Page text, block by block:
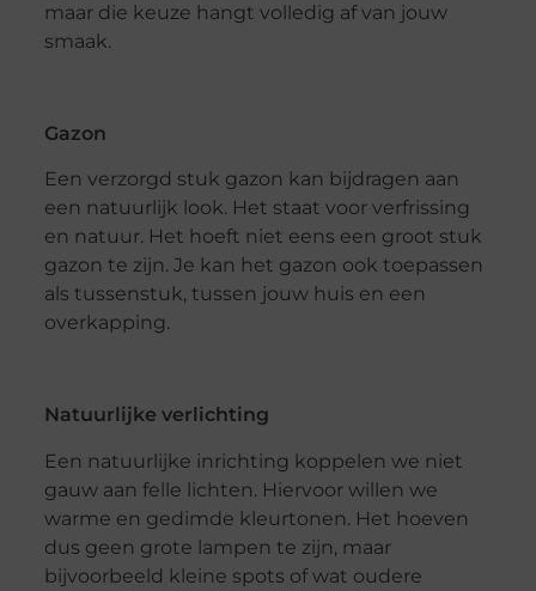
maar die keuze hangt volledig af van jouw
smaak.
Gazon
Een verzorgd stuk gazon kan bijdragen aan
een natuurlijk look. Het staat voor verfrissing
en natuur. Het hoeft niet eens een groot stuk
gazon te zijn. Je kan het gazon ook toepassen
als tussenstuk, tussen jouw huis en een
overkapping.
Natuurlijke verlichting
Een natuurlijke inrichting koppelen we niet
gauw aan felle lichten. Hiervoor willen we
warme en gedimde kleurtonen. Het hoeven
dus geen grote lampen te zijn, maar
bijvoorbeeld kleine spots of wat oudere